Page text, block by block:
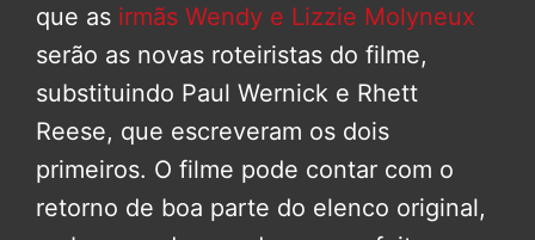
que as irmãs Wendy e Lizzie Molyneux
serão as novas roteiristas do filme,
substituindo Paul Wernick e Rhett
Reese, que escreveram os dois
primeiros. O filme pode contar com o
retorno de boa parte do elenco original,